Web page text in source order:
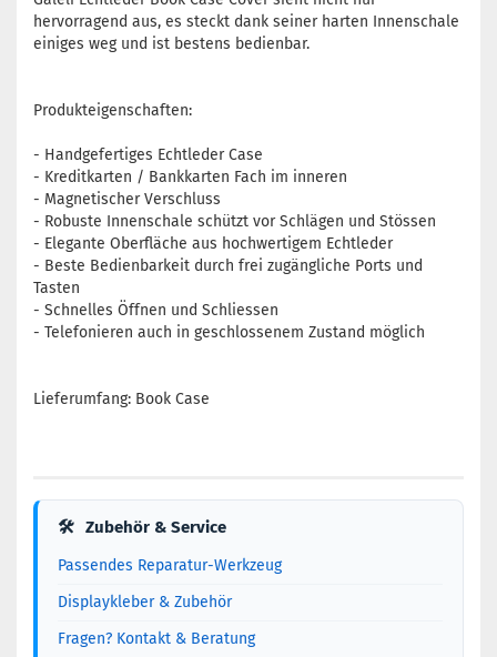
hervorragend aus, es steckt dank seiner harten Innenschale
einiges weg und ist bestens bedienbar.
Produkteigenschaften:
- Handgefertiges Echtleder Case
- Kreditkarten / Bankkarten Fach im inneren
- Magnetischer Verschluss
- Robuste Innenschale schützt vor Schlägen und Stössen
- Elegante Oberfläche aus hochwertigem Echtleder
- Beste Bedienbarkeit durch frei zugängliche Ports und
Tasten
- Schnelles Öffnen und Schliessen
- Telefonieren auch in geschlossenem Zustand möglich
Lieferumfang: Book Case
🛠 Zubehör & Service
Passendes Reparatur-Werkzeug
Displaykleber & Zubehör
Fragen? Kontakt & Beratung